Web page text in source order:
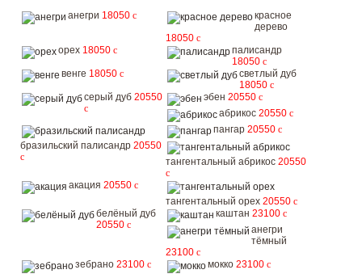
анегри 18050 c
красное
дерево
18050 c
орех 18050 c
палисандр
18050 c
венге 18050 c
светлый дуб
18050 c
серый дуб 20550
c
эбен 20550 c
абрикос 20550 c
бразильский палисандр 20550
c
пангар 20550 c
тангентальный абрикос 20550
c
акация 20550 c
тангентальный орех 20550 c
белёный дуб
20550 c
каштан 23100 c
анегри
тёмный
23100 c
зебрано 23100 c мокко 23100 c